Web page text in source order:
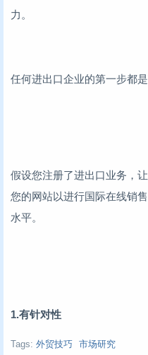
力。
任何进出口企业的第一步都
假设您注册了进出口业务，
您的网站以进行国际在线销
水平。
1.有针对性
Tags: 外贸技巧 市场研究